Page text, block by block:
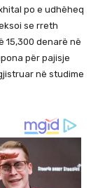
po e udhëheq
se rreth
15,300 denarë në
për pajisje
në studime